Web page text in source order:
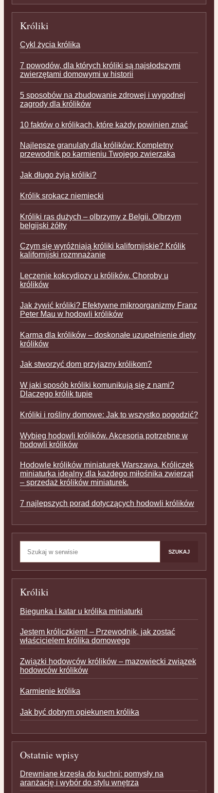
Króliki
Cykl życia królika
7 powodów, dla których króliki są najsłodszymi
zwierzętami domowymi w historii
5 sposobów na zbudowanie zdrowej i wygodnej
zagrody dla królików
10 faktów o królikach, które każdy powinien znać
Najlepsze granulaty dla królików: Kompletny
przewodnik po karmieniu Twojego zwierzaka
Jak długo żyją króliki?
Królik srokacz niemiecki
Króliki ras dużych – olbrzymy z Belgii. Olbrzym
belgijski żółty
Czym się wyróżniają króliki kalifornijskie? Królik
kalifornijski rozmnażanie
Leczenie kokcydiozy u królików. Choroby u
królików
Jak żywić króliki? Efektywne mikroorganizmy Franz
Peter Mau w hodowli królików
Karma dla królików – doskonałe uzupełnienie diety
królików
Jak stworzyć dom przyjazny królikom?
W jaki sposób króliki komunikują się z nami?
Dlaczego królik tupie
Króliki i rośliny domowe: Jak to wszystko pogodzić?
Wybieg hodowli królików. Akcesoria potrzebne w
hodowli królików
Hodowle królików miniaturek Warszawa. Króliczek
miniaturka idealny dla każdego miłośnika zwierząt
– sprzedaż królików miniaturek.
7 najlepszych porad dotyczących hodowli królików
Szukaj:
SZUKAJ
Króliki
Biegunka i katar u królika miniaturki
Jestem króliczkiem! – Przewodnik, jak zostać
właścicielem królika domowego
Związki hodowców królików – mazowiecki związek
hodowców królików
Karmienie królika
Jak być dobrym opiekunem królika
Ostatnie wpisy
Drewniane krzesła do kuchni: pomysły na
aranżację i wybór do stylu wnętrza